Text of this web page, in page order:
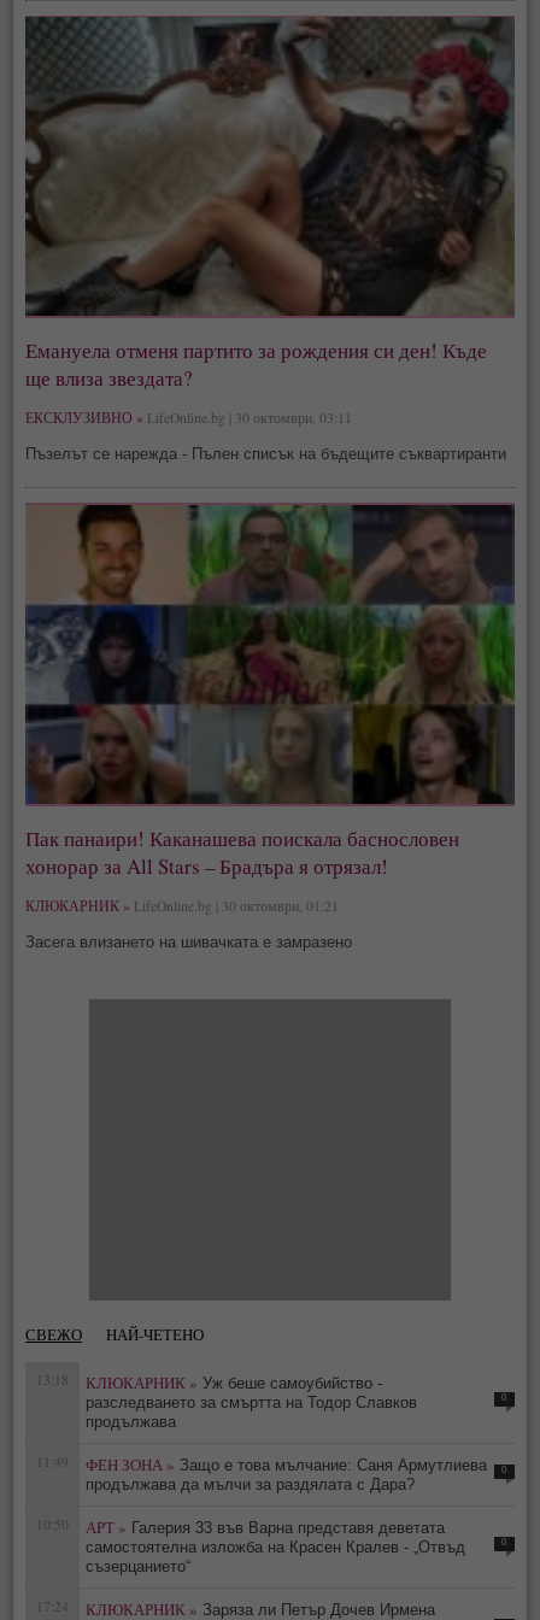
Емануела отменя партито за рождения си ден! Къде
ще влиза звездата?
ЕКСКЛУЗИВНО » LifeOnline.bg | 30 октомври, 03:11
Пъзелът се нарежда - Пълен списък на бъдещите съквартиранти
Пак панаири! Каканашева поискала баснословен
хонорар за All Stars – Брадъра я отрязал!
КЛЮКАРНИК » LifeOnline.bg | 30 октомври, 01:21
Засега влизането на шивачката е замразено
СВЕЖО НАЙ-ЧЕТЕНО
13:18 КЛЮКАРНИК » Уж беше самоубийство -
разследването за смъртта на Тодор Славков
продължава
0
11:49 ФЕН ЗОНА » Защо е това мълчание: Саня Армутлиева
продължава да мълчи за раздялата с Дара?
0
10:50 АРТ » Галерия 33 във Варна представя деветата
самостоятелна изложба на Красен Кралев - „Отвъд
съзерцанието“
0
17:24 КЛЮКАРНИК » Заряза ли Петър Дочев Ирмена